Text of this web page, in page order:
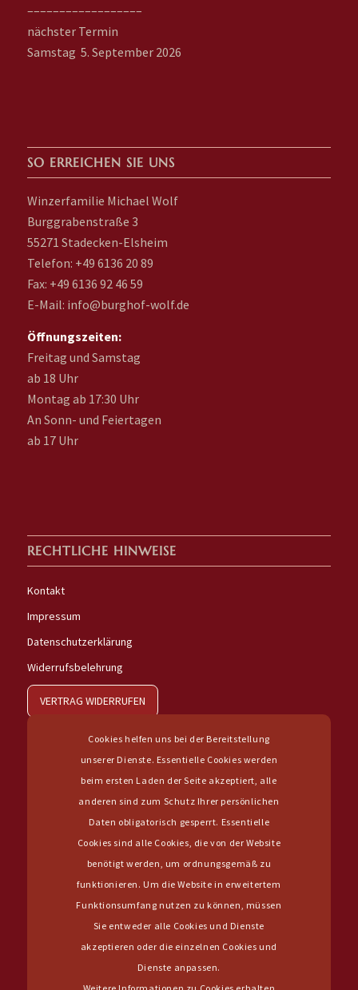
––––––––––––––––––
nächster Termin
Samstag 5. September 2026
SO ERREICHEN SIE UNS
Winzerfamilie Michael Wolf
Burggrabenstraße 3
55271 Stadecken-Elsheim
Telefon: +49 6136 20 89
Fax: +49 6136 92 46 59
E-Mail: info@burghof-wolf.de
Öffnungszeiten:
Freitag und Samstag
ab 18 Uhr
Montag ab 17:30 Uhr
An Sonn- und Feiertagen
ab 17 Uhr
RECHTLICHE HINWEISE
Kontakt
Impressum
Datenschutzerklärung
Widerrufsbelehrung
VERTRAG WIDERRUFEN
IHR WEG ZU UNS
Cookies helfen uns bei der Bereitstellung
unserer Dienste. Essentielle Cookies werden
beim ersten Laden der Seite akzeptiert, alle
anderen sind zum Schutz Ihrer persönlichen
Daten obligatorisch gesperrt. Essentielle
Cookies sind alle Cookies, die von der Website
benötigt werden, um ordnungsgemäß zu
funktionieren. Um die Website in erweitertem
Funktionsumfang nutzen zu können, müssen
Sie entweder alle Cookies und Dienste
akzeptieren oder die einzelnen Cookies und
Dienste anpassen.